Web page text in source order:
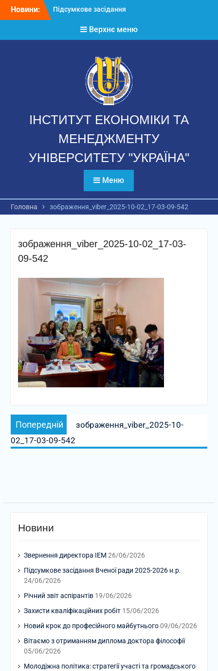
Новини:
Підсумкове засідання
Річний звіт аспірантів
Верхнє меню
ІНСТИТУТ ЕКОНОМІКИ ТА
МЕНЕДЖМЕНТУ
УНІВЕРСИТЕТУ "УКРАЇНА"
Меню
Головна зображення_viber_2025-10-02_17-03-09-542
зображення_viber_2025-10-02_17-03-
09-542
Навігація
записів
Попередній
Попередній
запис:
зображення_viber_2025-10-
02_17-03-09-542
Новини
Звернення директора ІЕМ 26/06/2026
Підсумкове засідання Вченої ради 2025-2026 н.р.
24/06/2026
Річний звіт аспірантів 19/06/2026
Захисти кваліфікаційних робіт 15/06/2026
Новий крок до професійного майбутнього 09/06/2026
Вітаємо з отриманням диплома доктора філософії
05/06/2026
Молодіжна політика: стратегії участі та громадського